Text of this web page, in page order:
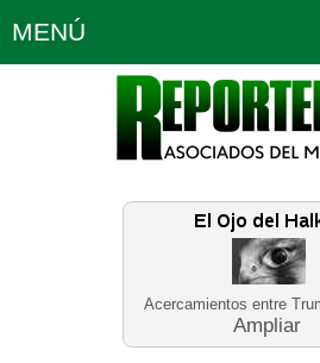
Acercamientos entre
Ampliar
MENÚ
Política Opinión
Planeta Tierra
Educación